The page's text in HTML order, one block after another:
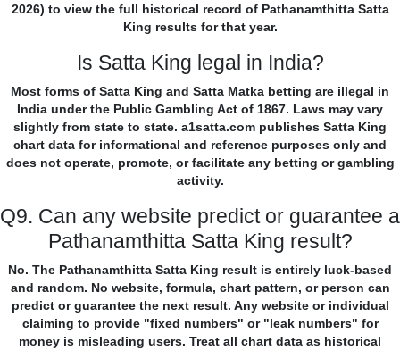
2026) to view the full historical record of Pathanamthitta Satta
King results for that year.
Is Satta King legal in India?
Most forms of Satta King and Satta Matka betting are illegal in
India under the Public Gambling Act of 1867. Laws may vary
slightly from state to state. a1satta.com publishes Satta King
chart data for informational and reference purposes only and
does not operate, promote, or facilitate any betting or gambling
activity.
Q9. Can any website predict or guarantee a
Pathanamthitta Satta King result?
No. The Pathanamthitta Satta King result is entirely luck-based
and random. No website, formula, chart pattern, or person can
predict or guarantee the next result. Any website or individual
claiming to provide "fixed numbers" or "leak numbers" for
money is misleading users. Treat all chart data as historical